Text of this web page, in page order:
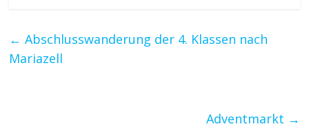
← Abschlusswanderung der 4. Klassen nach
Mariazell
Adventmarkt →